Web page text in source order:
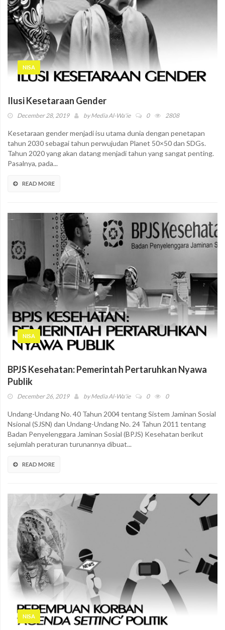
NISA
Ilusi Kesetaraan Gender
December 28, 2019 byMedia Al-Wa'ie 0 2808
Kesetaraan gender menjadi isu utama dunia dengan penetapan
tahun 2030 sebagai tahun perwujudan Planet 50×50 dan SDGs.
Tahun 2020 yang akan datang menjadi tahun yang sangat penting.
Pasalnya, pada...
READ MORE
NISA
BPJS Kesehatan: Pemerintah Pertaruhkan Nyawa
Publik
December 26, 2019 byMedia Al-Wa'ie 0 0
Undang-Undang No. 40 Tahun 2004 tentang Sistem Jaminan Sosial
Nsional (SJSN) dan Undang-Undang No. 24 Tahun 2011 tentang
Badan Penyelenggara Jaminan Sosial (BPJS) Kesehatan berikut
sejumlah peraturan turunannya dibuat...
READ MORE
NISA